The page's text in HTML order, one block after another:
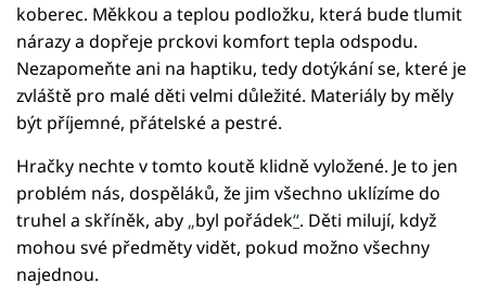
koberec. Měkkou a teplou podložku, která bude tlumit
nárazy a dopřeje prckovi komfort tepla odspodu.
Nezapomeňte ani na haptiku, tedy dotýkání se, které je
zvláště pro malé děti velmi důležité. Materiály by měly
být příjemné, přátelské a pestré.
Hračky nechte v tomto koutě klidně vyložené. Je to jen
problém nás, dospěláků, že jim všechno uklízíme do
truhel a skříněk, aby „byl pořádek“. Děti milují, když
mohou své předměty vidět, pokud možno všechny
najednou.